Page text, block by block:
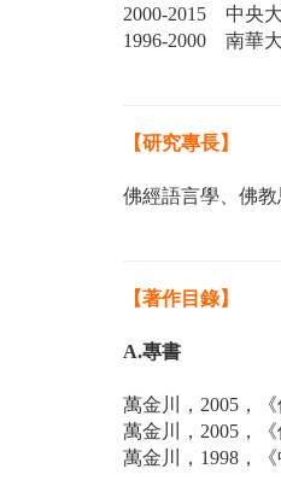
2000-2015 中央
1996-2000 南華
【研究專長】
佛經語言學、佛
【著作目錄】
A.專書
萬金川，2005，
萬金川，2005，
萬金川，1998，